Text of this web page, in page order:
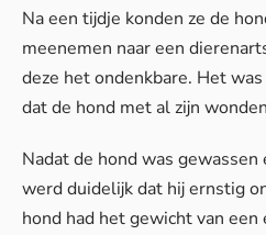
Na een tijdje konden ze de
meenemen naar een
deze het ondenkbare. Het
dat de hond met al zijn
Nadat de hond was
werd duidelijk dat hij ernstig
hond had het gewicht van